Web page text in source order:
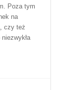
Poza tym
na
czy też